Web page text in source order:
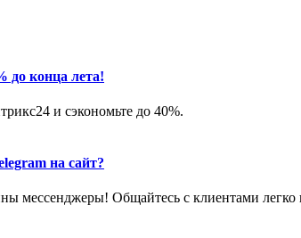
до конца лета!
и сэкономьте до 40%.
на сайт?
мессенджеры! Общайтесь с клиентами